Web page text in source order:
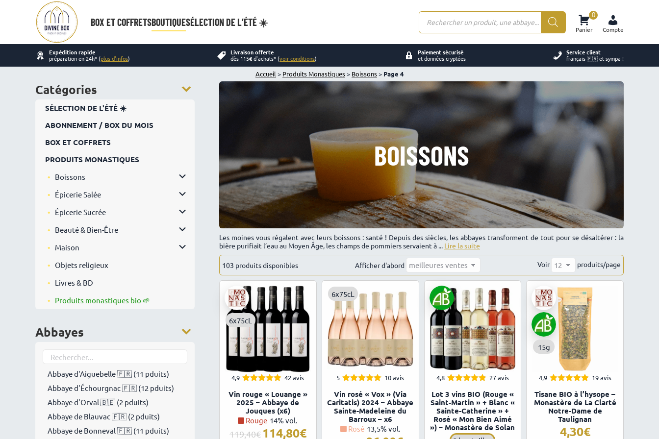
BOX ET COFFRETSBOUTIQUESÉLECTION DE L’ÉTÉ ☀️ Recherche
produits
Panier
0
Compte
Expédition rapide
préparation en 24h* (plus d'infos)
Livraison offerte
dès 115€ d'achats* (voir conditions)
Paiement sécurisé
et données cryptées
Service client
français 🇫🇷 et sympa !
Accueil > Produits Monastiques> Boissons> Page 4
BOISSONS
Les moines vous régalent avec leurs boissons : santé ! Depuis des siècles, les abbayes transforment de tout pour se désaltérer : la
bière purifiait l’eau au Moyen Âge, les champs de pommiers servaient à ... Lire la suite
103 produits disponibles
par
popularité
Afficher d'abord Voir produits/page
6x75cL
4,9
sur 5
42 avis
Vin rouge « Louange »
2025 – Abbaye de
Jouques (x6)
Rouge 14% vol.
119,40
Le
114,80
Le
6x75cL
5
Note
sur 5
10 avis
Vin rosé « Vox » (Via
Caritatis) 2024 – Abbaye
Sainte-Madeleine du
Barroux – x6
Rosé 13,5% vol.
4,8
Note
sur 5
27 avis
Lot 3 vins BIO (Rouge «
Saint-Martin » + Blanc «
Sainte-Catherine » +
Rosé « Mon Bien Aimé
») – Monastère de Solan
15g
4,9
4.89
sur 5
19 avis
Tisane BIO à l’hysope –
Monastère de La Clarté
Notre-Dame de
Taulignan
4,30
Catégories
SÉLECTION DE L'ÉTÉ ☀️
ABONNEMENT / BOX DU MOIS
BOX ET COFFRETS
PRODUITS MONASTIQUES
Boissons
Épicerie Salée
Épicerie Sucrée
Beauté & Bien-Être
Maison
Objets religieux
Livres & BD
Produits monastiques bio 🌱
Abbayes
Abbaye d'Aiguebelle 🇫🇷 (11 pduits)
Abbaye d'Échourgnac 🇫🇷 (12 pduits)
Abbaye d'Orval 🇧🇪 (2 pduits)
Abbaye de Blauvac 🇫🇷 (2 pduits)
Abbaye de Bonneval 🇫🇷 (11 pduits)